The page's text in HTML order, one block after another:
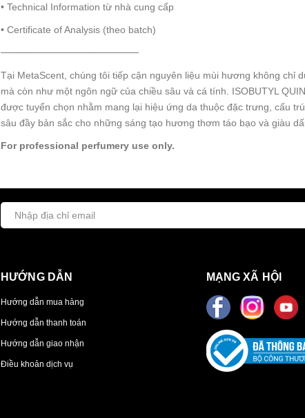
• Technical Information từ nhà cung cấp
• Certificate of Analysis (theo batch)
────────────────────
Tại MetaScent, chúng tôi tiếp cận nguyên liệu mùi hương không chỉ
mà còn như một ngôn ngữ của chiều sâu và cá tính. ISOBUTYL
được tuyển chọn nhằm mang lại hiệu ứng da thuộc đặc trưng, cấu
sâu đầy bản sắc cho những sáng tạo hương thơm táo bạo và giàu
For professional perfumery use only.
HƯỚNG DẪN
Hướng dẫn mua hàng
Hướng dẫn thanh toán
Hướng dẫn giao nhận
Điều khoản dịch vụ
MẠNG XÃ HỘI